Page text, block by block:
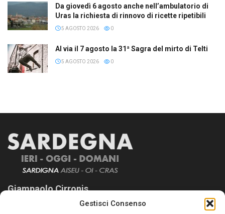
Gestisci Consenso
Da giovedì 6 agosto anche nell’ambulatorio di
Uras la richiesta di rinnovo di ricette ripetibili
5 AGOSTO 2026 0
Al via il 7 agosto la 31ª Sagra del mirto di Telti
5 AGOSTO 2026 0
Giampaolo Cirronis
Sardegna Ieri-Oggi-Domani nasce per informare “liberamente” i